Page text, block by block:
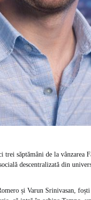
trei săptămâni de la vânzarea
descentralizată din
și Varun Srinivasan,